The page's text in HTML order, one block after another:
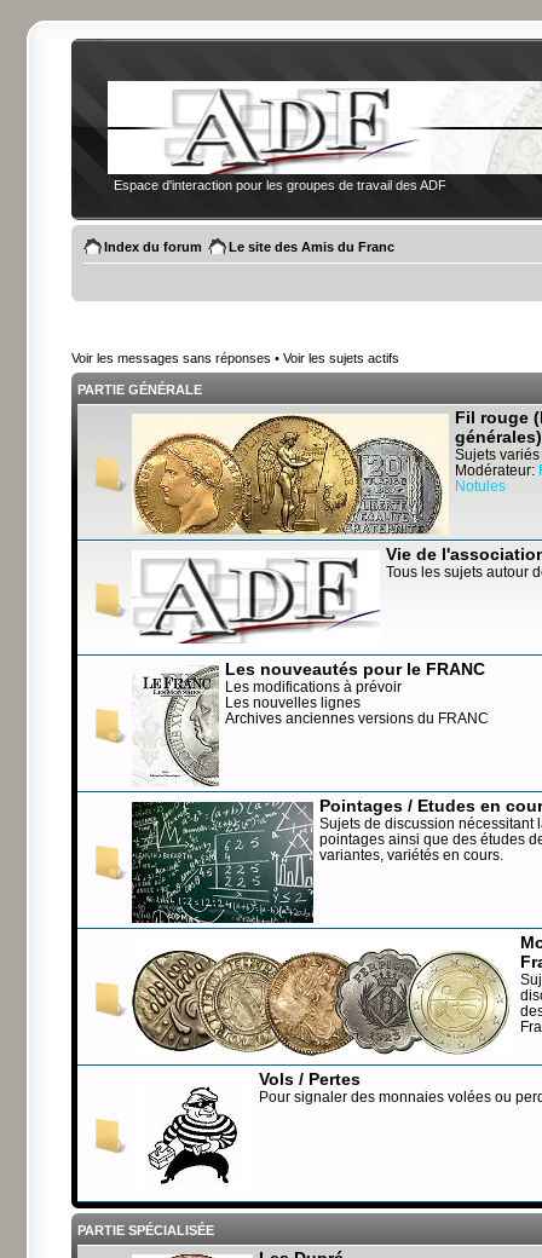
Espace d'interaction pour les groupes de travail des ADF
Index du forum Le site des Amis du Franc
Voir les messages sans réponses • Voir les sujets actifs
PARTIE GÉNÉRALE
Fil rouge
générales)
Sujets variés
Modérateur:
Notules
Vie de
Tous les sujets autour
Les nouveautés pour le FRANC
Les modifications à prévoir
Les nouvelles lignes
Archives anciennes versions du FRANC
Pointages / Etudes en
Sujets de discussion nécessitant
pointages ainsi que des études
variantes, variétés en cours.
Vols / Pertes
Pour signaler des monnaies volées ou
PARTIE SPÉCIALISÉE